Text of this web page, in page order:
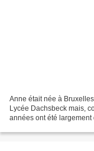
Anne était née à
Lycée Dachsbeck mais,
années ont été